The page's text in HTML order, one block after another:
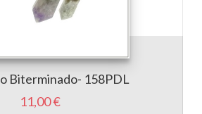
Biterminado- 158PDL
11,00 €